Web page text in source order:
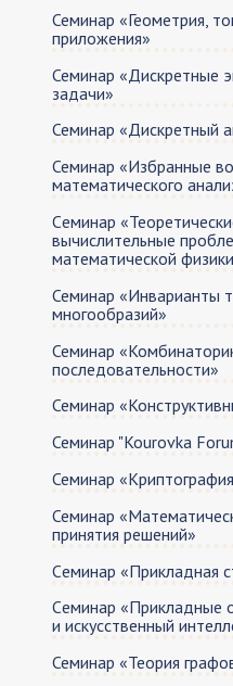
Семинар «Геометрия,
приложения»
Семинар «Дискретные
задачи»
Семинар «Дискретный
Семинар «Избранные
математического
Cеминар
вычислительные
математической
Семинар «Инварианты
многообразий»
Семинар
последовательности»
Семинар
Семинар "Kourovka
Семинар
Семинар
принятия решений»
Cеминар «Прикладная
Cеминар «Прикладные
и искусственный
Семинар «Теория